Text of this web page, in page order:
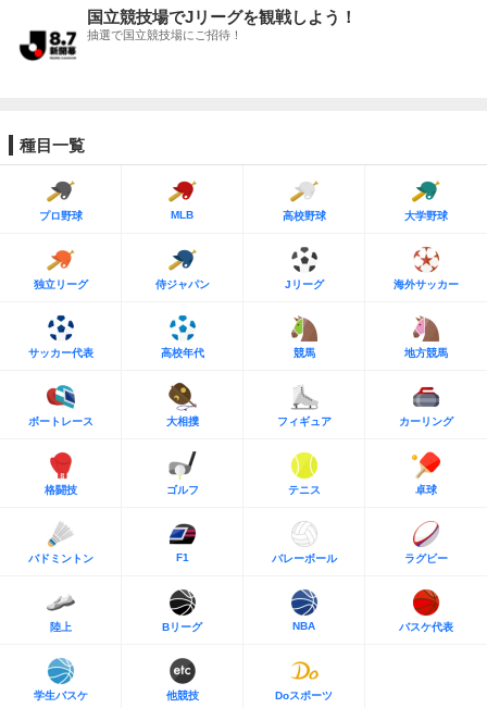
国立競技場でJリーグを観戦しよう！
抽選で国立競技場にご招待！
種目一覧
プロ野球 MLB 高校野球 大学野球
独立リーグ 侍ジャパン Jリーグ 海外サッカー
サッカー代表 高校年代 競馬 地方競馬
ボートレース 大相撲 フィギュア カーリング
格闘技 ゴルフ テニス 卓球
バドミントン F1 バレーボール ラグビー
陸上 Bリーグ NBA バスケ代表
学生バスケ 他競技 Doスポーツ